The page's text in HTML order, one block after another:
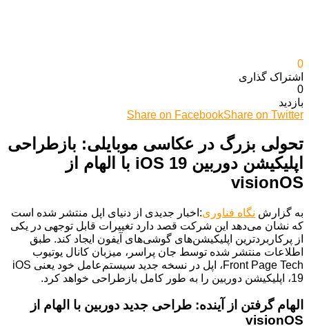
0
اشتراک گذاری‌
0
بازدید
Share on FacebookShare on Twitter
تحولی بزرگ در عکاسی موبایلی: بازطراحی
اپلیکیشن دوربین iOS 19 با الهام از
visionOS
به گزارش نگاه فناوری:اخبار جدیدی از دنیای اپل منتشر شده است
که نشان می‌دهد این شرکت قصد دارد تغییرات قابل توجهی در یکی
از پرکاربردترین اپلیکیشن‌های گوشی‌های آیفون ایجاد کند. طبق
اطلاعات منتشر شده توسط جان پراسر، میزبان کانال یوتیوب
Front Page Tech، اپل در نسخه جدید سیستم‌عامل خود یعنی iOS
19، اپلیکیشن دوربین را به طور کامل بازطراحی خواهد کرد.
الهام گرفتن از آینده: طراحی جدید دوربین با الهام از
visionOS